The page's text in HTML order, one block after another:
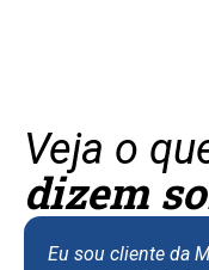
Veja o
dizem
Eu sou cliente da